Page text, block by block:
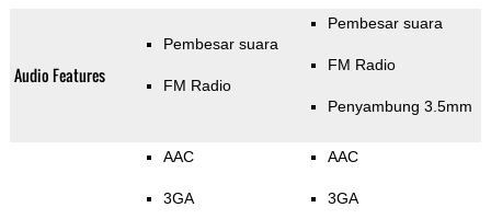
Audio Features
Pembesar suara
FM Radio
Pembesar suara
FM Radio
Penyambung 3.5mm
AAC
3GA
AAC
3GA